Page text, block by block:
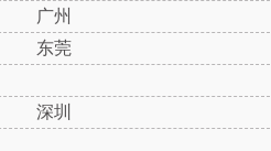
广州
东莞
深圳